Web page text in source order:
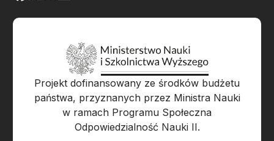
Projekt dofinansowany ze środków budżetu
państwa, przyznanych przez Ministra Nauki
w ramach Programu Społeczna
Odpowiedzialność Nauki II.